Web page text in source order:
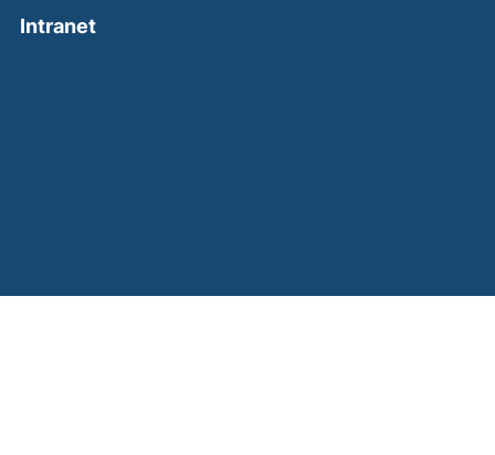
Intranet(external link, opens in a new window)